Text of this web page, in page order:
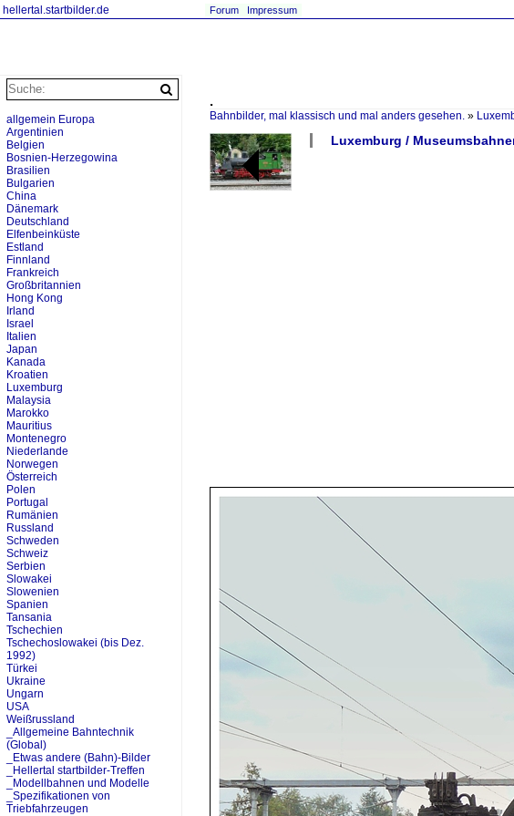
hellertal.startbilder.de Forum Impressum
.
Bahnbilder, mal klassisch und mal anders gesehen. »
Luxemburg /
allgemein Europa
Argentinien
Belgien
Bosnien-Herzegowina
Brasilien
Bulgarien
China
Dänemark
Deutschland
Elfenbeinküste
Estland
Finnland
Frankreich
Großbritannien
Hong Kong
Irland
Israel
Italien
Japan
Kanada
Kroatien
Luxemburg
Malaysia
Marokko
Mauritius
Montenegro
Niederlande
Norwegen
Österreich
Polen
Portugal
Rumänien
Russland
Schweden
Schweiz
Serbien
Slowakei
Slowenien
Spanien
Tansania
Tschechien
Tschechoslowakei (bis Dez.
1992)
Türkei
Ukraine
Ungarn
USA
Weißrussland
_Allgemeine Bahntechnik
(Global)
_Etwas andere (Bahn)-Bilder
_Hellertal startbilder-Treffen
_Modellbahnen und Modelle
_Spezifikationen von
Triebfahrzeugen